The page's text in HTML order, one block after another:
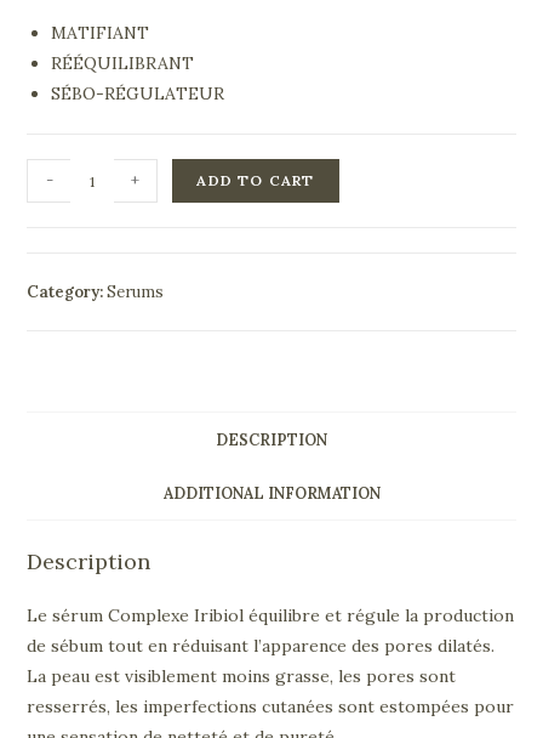
MATIFIANT
RÉÉQUILIBRANT
SÉBO-RÉGULATEUR
- + ADD TO CART
Category:Serums
DESCRIPTION
ADDITIONAL INFORMATION
Description
Le sérum Complexe Iribiol équilibre et régule la production
de sébum tout en réduisant l’apparence des pores dilatés.
La peau est visiblement moins grasse, les pores sont
resserrés, les imperfections cutanées sont estompées pour